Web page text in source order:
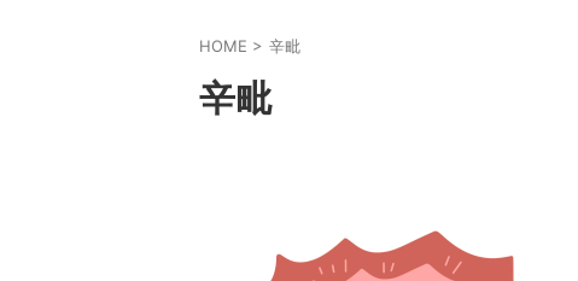
HOME > 辛毗
辛毗